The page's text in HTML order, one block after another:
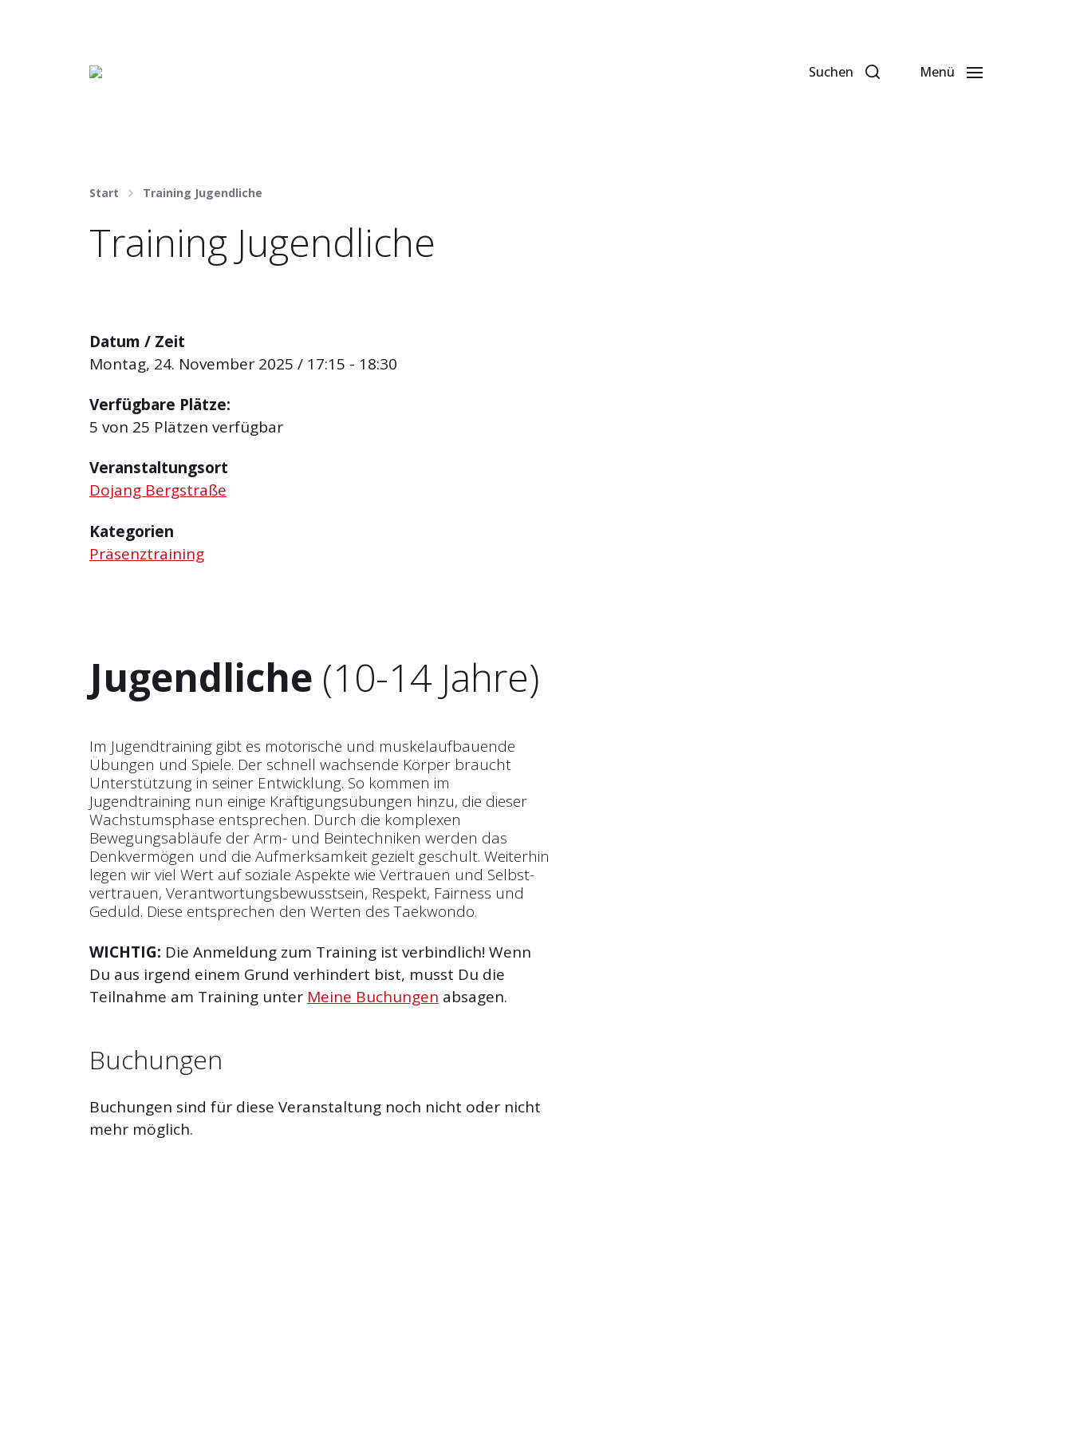
Häng nicht rum. Mach was draus! Suchen Menü
Start Training Jugendliche
Training Jugendliche
Datum / Zeit
Montag, 24. November 2025 / 17:15 - 18:30
Verfügbare Plätze:
5 von 25 Plätzen verfügbar
Veranstaltungsort
Dojang Bergstraße
Kategorien
Präsenztraining
Jugendliche (10-14 Jahre)
Im Jugendtraining gibt es motorische und muskelaufbauende
Übungen und Spiele. Der schnell wachsende Körper braucht
Unterstützung in seiner Entwicklung. So kommen im
Jugendtraining nun einige Kräftigungsübungen hinzu, die dieser
Wachstumsphase entsprechen. Durch die komplexen
Bewegungsabläufe der Arm- und Beintechniken werden das
Denkvermögen und die Aufmerksamkeit gezielt geschult. Weiterhin
legen wir viel Wert auf soziale Aspekte wie Vertrauen und Selbst­
vertrauen, Verantwortungsbewusstsein, Respekt, Fairness und
Geduld. Diese entsprechen den Werten des Taekwondo.
WICHTIG: Die Anmeldung zum Training ist verbindlich! Wenn
Du aus irgend einem Grund verhindert bist, musst Du die
Teilnahme am Training unter Meine Buchungen absagen.
Buchungen
Buchungen sind für diese Veranstaltung noch nicht oder nicht
mehr möglich.